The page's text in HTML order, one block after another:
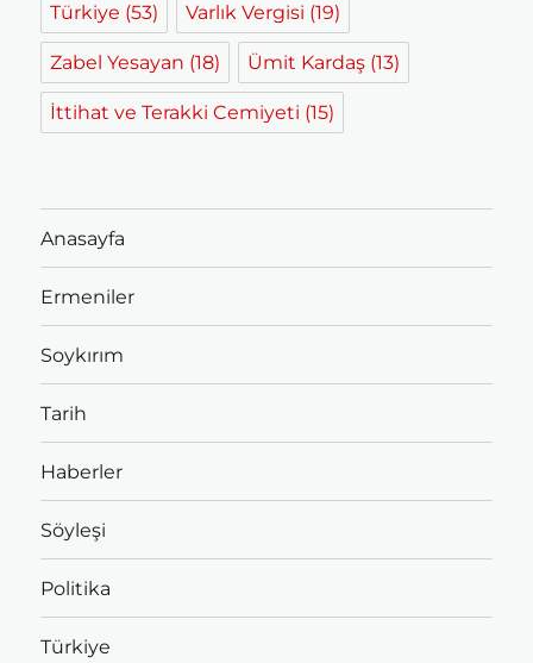
Türkiye (53) Varlık Vergisi (19)
Zabel Yesayan (18) Ümit Kardaş (13)
İttihat ve Terakki Cemiyeti (15)
Anasayfa
Ermeniler
Soykırım
Tarih
Haberler
Söyleşi
Politika
Türkiye